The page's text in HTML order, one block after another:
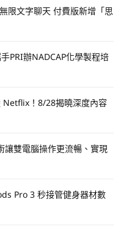
限文字聊天 付費版新增「思
PRI辦NADCAP化學製程培
Netflix！8/28揭曉深度內容
讓雙電腦操作更流暢、實現
Pro 3 秒接管健身器材數